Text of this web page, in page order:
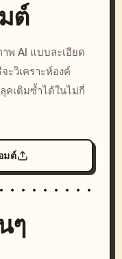
sunset, neon
8k --v 6.0
ต์
พ AI แบบละเอียด
ะวิเคราะห์องค์
คเดิมซ้ำได้ในไม่กี่
มต์
ๆ